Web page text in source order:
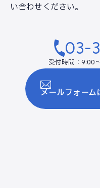
い合わせください。
03-
受付時間：9:00
メールフォーム